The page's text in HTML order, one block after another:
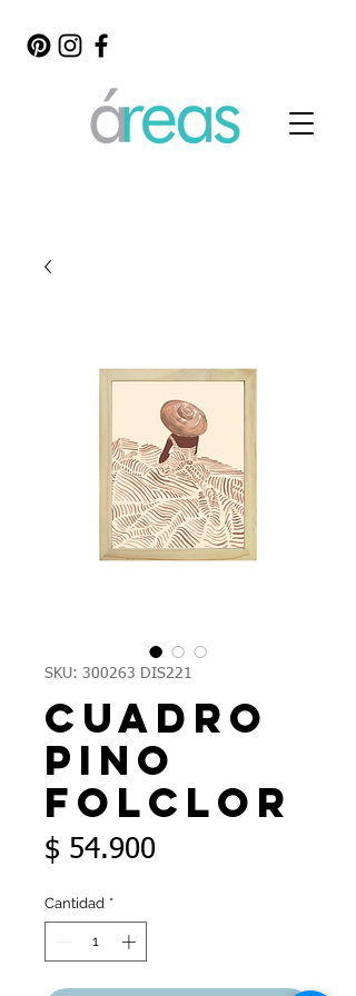
SKU: 300263 DIS221
Cuadro
pino
folclor
$ 54.900Precio
Cantidad *